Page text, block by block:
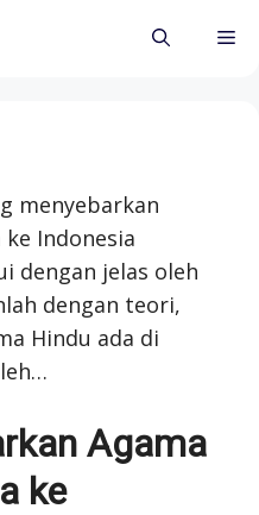
menyebarkan
Indonesia
dengan jelas oleh
dengan teori,
Hindu ada di
Agama
ke